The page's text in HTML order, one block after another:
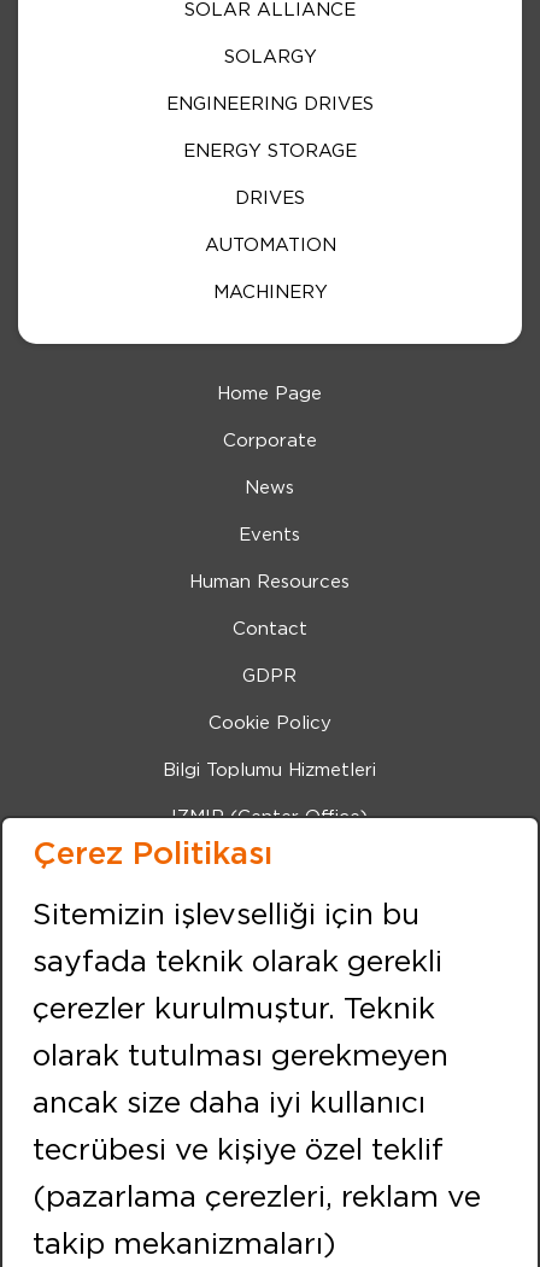
Çerez Politikası
Sitemizin işlevselliği için bu
sayfada teknik olarak gerekli
çerezler kurulmuştur. Teknik
olarak tutulması gerekmeyen
ancak size daha iyi kullanıcı
tecrübesi ve kişiye özel teklif
(pazarlama çerezleri, reklam ve
takip mekanizmaları)
SOLAR ALLIANCE
SOLARGY
ENGINEERING DRIVES
ENERGY STORAGE
DRIVES
AUTOMATION
MACHINERY
Home Page
Corporate
News
Events
Human Resources
Contact
GDPR
Cookie Policy
Bilgi Toplumu Hizmetleri
IZMIR (Center Office)
Address:
Neighbourhood of Merkez Efnan Street No:9
Cekmekoy / ISTANBUL